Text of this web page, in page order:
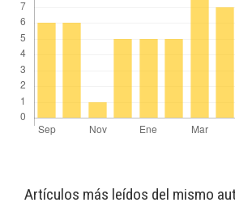
Artículos más leídos del mismo